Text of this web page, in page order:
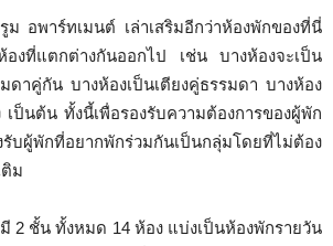
อพาร์ทเมนต์ เล่าเสริมอีกว่าห้องพักของที่นี่
องที่แตกต่างกันออกไป เช่น บางห้องจะเป็น
ดาคู่กัน บางห้องเป็นเตียงคู่ธรรมดา บางห้อง
เป็นต้น ทั้งนี้เพื่อรองรับความต้องการของผู้พัก
บผู้พักที่อยากพักร่วมกันเป็นกลุ่มโดยที่ไม่ต้อง
ติม
2 ชั้น ทั้งหมด 14 ห้อง แบ่งเป็นห้องพักรายวัน